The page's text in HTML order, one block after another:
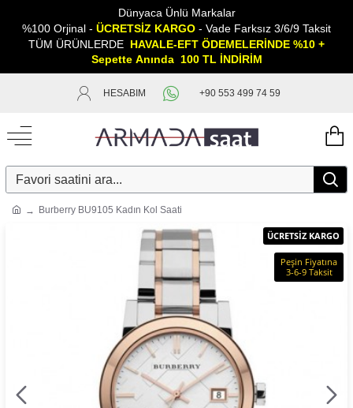
Dünyaca Ünlü Markalar
%100 Orjinal - ÜCRETSİZ KARGO - Vade Farksız 3/6/9 Taksit
TÜM ÜRÜNLERDE HAVALE-EFT ÖDEMELERİNDE %10 +
Sepette Anında 100 TL İNDİRİM
HESABIM +90 553 499 74 59
Burberry BU9105 Kadın Kol Saati
ÜCRETSİZ KARGO
Peşin Fiyatına
3-6-9 Taksit